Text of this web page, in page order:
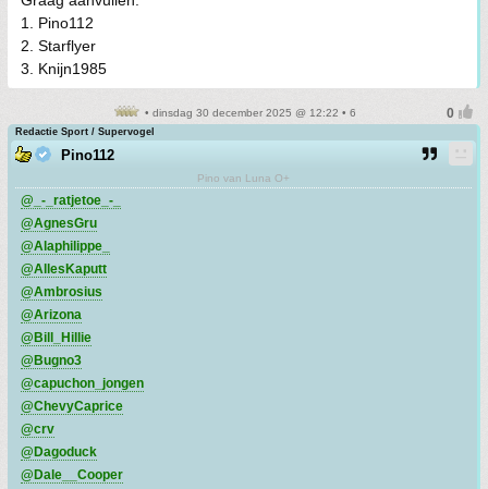
1. Pino112
2. Starflyer
3. Knijn1985
• dinsdag 30 december 2025 @ 12:22 • 6
Redactie Sport / Supervogel
Pino112
Pino van Luna O+
@_-_ratjetoe_-_
@AgnesGru
@Alaphilippe_
@AllesKaputt
@Ambrosius
@Arizona
@Bill_Hillie
@Bugno3
@capuchon_jongen
@ChevyCaprice
@crv
@Dagoduck
@Dale__Cooper